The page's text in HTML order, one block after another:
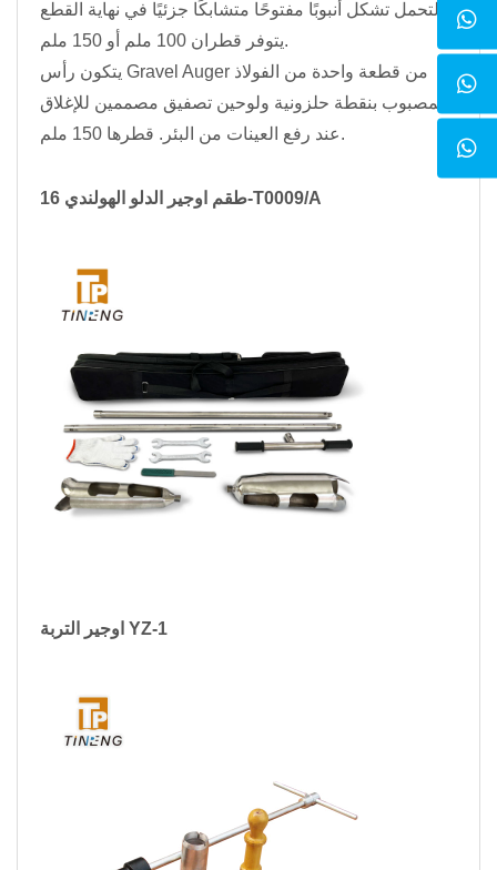
يتوفر قطران 100 ملم أو 150 ملم.
يتكون رأس Gravel Auger من قطعة واحدة من الفولاذ
المصبوب بنقطة حلزونية ولوحين تصفيق مصممين للإغلاق
عند رفع العينات من البئر. قطرها 150 ملم.
طقم اوجير الدلو الهولندي 16-T0009/A
اوجير التربة YZ-1